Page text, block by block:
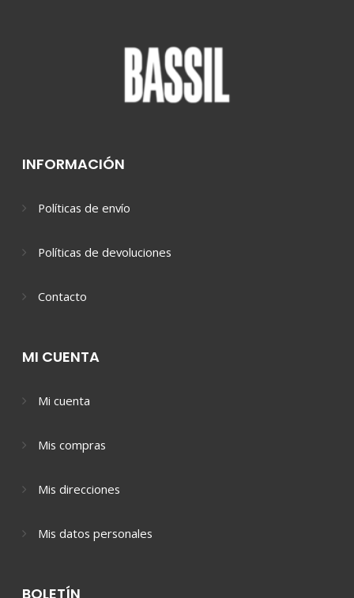
INFORMACIÓN
Políticas de envío
Políticas de devoluciones
Contacto
MI CUENTA
Mi cuenta
Mis compras
Mis direcciones
Mis datos personales
BOLETÍN